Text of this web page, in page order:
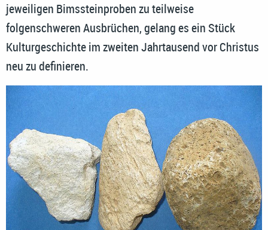
jeweiligen Bimssteinproben zu teilweise
folgenschweren Ausbrüchen, gelang es ein Stück
Kulturgeschichte im zweiten Jahrtausend vor Christus
neu zu definieren.